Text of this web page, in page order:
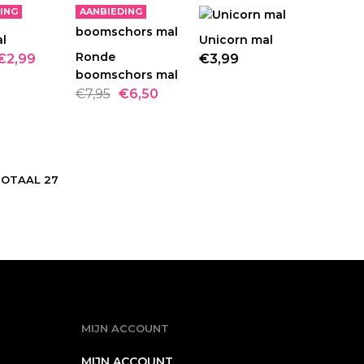
AANBIEDING
BESTELLEN
Ronde
boomschors mal
€7,95 €6,50
BESTELLEN
Unicorn mal
€3,99
27
MIJN ACCOUNT